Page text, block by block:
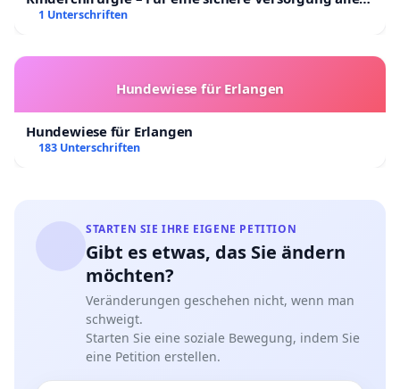
Kinder in Deutschland
1 Unterschriften
Hundewiese für Erlangen
Hundewiese für Erlangen
183 Unterschriften
STARTEN SIE IHRE EIGENE PETITION
Gibt es etwas, das Sie ändern
möchten?
Veränderungen geschehen nicht, wenn man
schweigt.
Starten Sie eine soziale Bewegung, indem Sie
eine Petition erstellen.